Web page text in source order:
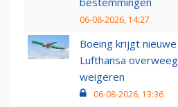
06-08-2026, 14:27
Boeing krijgt
Lufthansa
weigeren
06-08-2026, 13:36